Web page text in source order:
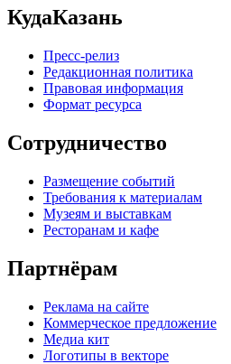
КудаКазань
Пресс-релиз
Редакционная политика
Правовая информация
Формат ресурса
Сотрудничество
Размещение событий
Требования к материалам
Музеям и выставкам
Ресторанам и кафе
Партнёрам
Реклама на сайте
Коммерческое предложение
Медиа кит
Логотипы в векторе